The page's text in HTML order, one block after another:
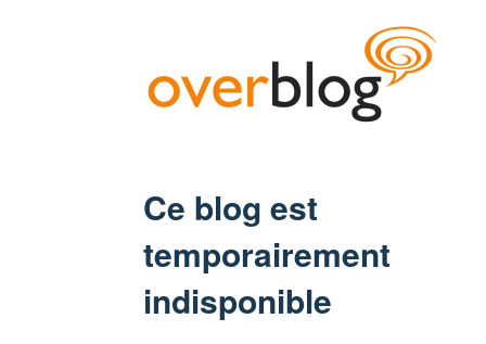
Ce blog est
temporairement
indisponible